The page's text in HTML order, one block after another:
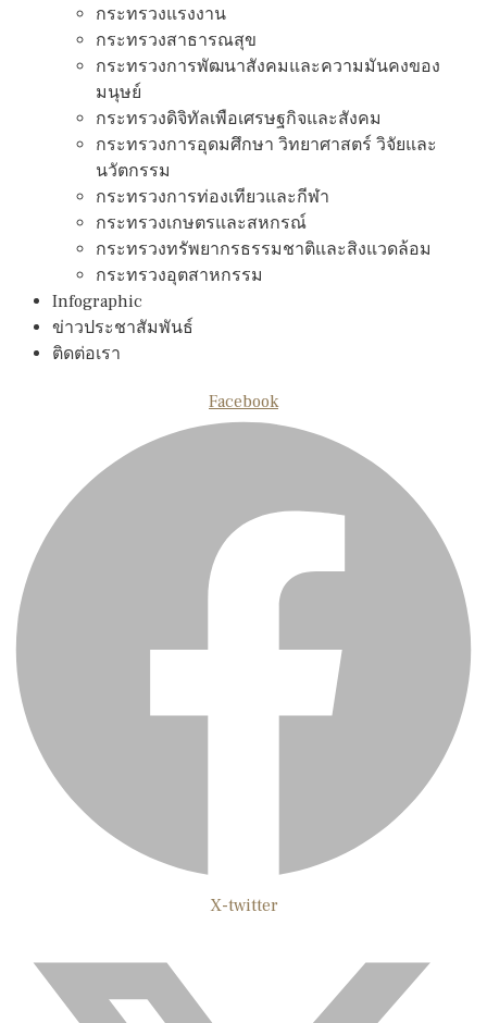
กระทรวงแรงงาน
กระทรวงสาธารณสุข
กระทรวงการพัฒนาสังคมและความมันคงของ
มนุษย์
กระทรวงดิจิทัลเพือเศรษฐกิจและสังคม
กระทรวงการอุดมศึกษา วิทยาศาสตร์ วิจัยและ
นวัตกรรม
กระทรวงการท่องเทียวและกีฬา
กระทรวงเกษตรและสหกรณ์
กระทรวงทรัพยากรธรรมชาติและสิงแวดล้อม
กระทรวงอุตสาหกรรม
Infographic
ข่าวประชาสัมพันธ์
ติดต่อเรา
Facebook
X-twitter